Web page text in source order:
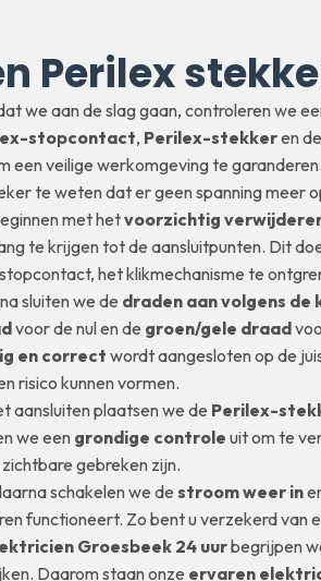
Perilex
we aan de slag gaan, controleren we
stopcontact, Perilex-stekkeren
een veilige werkomgeving te
te weten dat er geen spanning meer
met hetvoorzichtig
te krijgen tot de aansluitpunten. Dit
het klikmechanisme te
sluiten we de draden aan volgens de
voor de nul en de groen/gele draad
en correct wordt aangesloten op de
risico kunnen vormen.
aansluiten plaatsen we de Perilex-
we een grondige controle uit om te
gebreken zijn.
schakelen we destroom weer in
functioneert. Zo bent u verzekerd van
Groesbeek 24 uurbegrijpen
Daarom staan onze ervaren